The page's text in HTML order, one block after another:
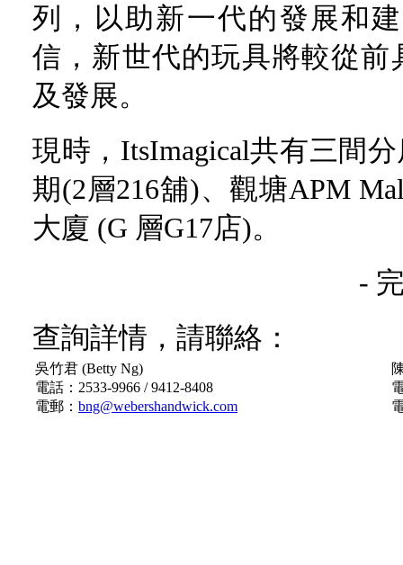
列，以助新一代的發展和
信，新世代的玩具將較從
及發展。
現時，ItsImagical共有三間
期(2層216舖)、觀塘APM
大廈 (G 層G17店)。
-
查詢詳情，請聯絡：
吳竹君 (Betty Ng)
電話：2533-9966 / 9412-8408
電郵： bng@webershandwick.com